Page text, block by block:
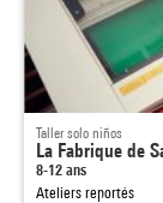
Taller solo niños
La Fabrique de
8-12 ans
Ateliers reportés